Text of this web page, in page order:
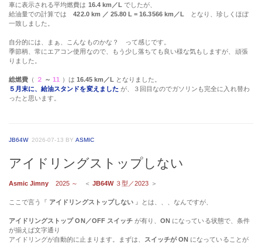
車に表示される平均燃費は 16.4 km／L でしたが、
給油量での計算では422.0 km ／ 25.80 L = 16.3566 km／L となり、珍しくほぼ
一致しました。
自分的には、まぁ、こんなものかな？ って感じです。
季節柄、常にエアコン使用なので、もう少し落ちても良い様な気もしますが、頑張
りました。
総燃費 （ ２ ～11 ）は 16.45 km／L となりました。
５月末に、給油スタンドを変えました が、３回目なのでガソリンも完全に入れ替わ
ったと思います。
JB64W 2026-07-13 BY ASMIC
アイドリングストップしない
Asmic Jimny 2025 ～ ＜ JB64W３型／2023 ＞
ここで言う『 アイドリングストップしない』とは、、、なんですが、
アイドリングストップ ON／OFF スイッチが有り、ON になっている状態で、条件
が揃えば文字通り
アイドリングが自動的に止まります。まずは、 スイッチが ON になっていることが